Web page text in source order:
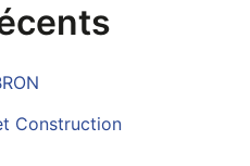
Construction